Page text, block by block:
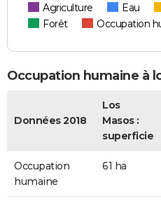
Agriculture Eau
Forêt
Occupation
Occupation humaine à
Données 2018
Los
Masos :
superficie
Occupation
humaine
61 ha